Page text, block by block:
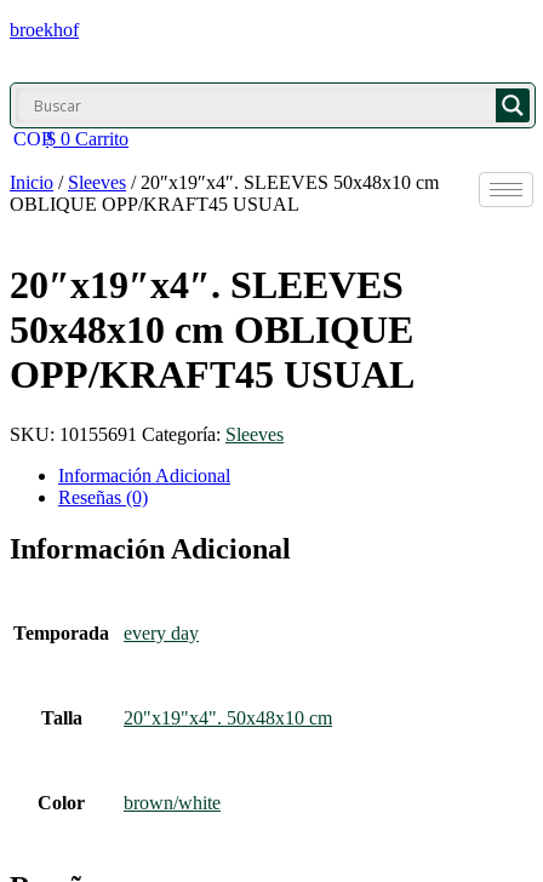
broekhof
$ 0 Carrito
Inicio / Sleeves / 20″x19″x4″. SLEEVES 50x48x10 cm
OBLIQUE OPP/KRAFT45 USUAL
20″x19″x4″. SLEEVES
50x48x10 cm OBLIQUE
OPP/KRAFT45 USUAL
SKU: 10155691 Categoría: Sleeves
Información Adicional
Reseñas (0)
Información Adicional
Temporada every day
Talla 20"x19"x4". 50x48x10 cm
Color brown/white